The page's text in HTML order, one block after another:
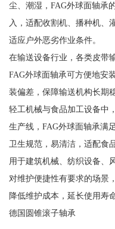
尘、潮湿，FAG外球面轴承
入，适配收割机、播种机、
适应户外恶劣作业条件。
在输送设备行业，各类皮带
FAG外球面轴承可方便地安
装偏差，保障输送机构长期
轻工机械与食品加工设备中
生产线，FAG外球面轴承满
卫生规范，易清洁，适配食
用于建筑机械、纺织设备、
对维护便捷性有要求的场景
降低维护成本，延长使用寿命
德国圆锥滚子轴承